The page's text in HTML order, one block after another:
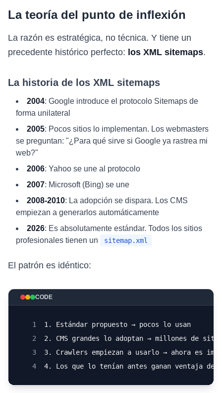
La teoría del punto de inflexión
La razón es estratégica, no técnica. Y tiene un
precedente histórico perfecto: los XML sitemaps.
La historia de los XML sitemaps
2004: Google introduce el protocolo Sitemaps de
forma unilateral
2005: Pocos sitios lo implementan. Los webmasters
se preguntan: "¿Para qué sirve si Google ya rastrea mi
web?"
2006: Yahoo se une al protocolo
2007: Microsoft (Bing) se une
2008-2010: La adopción se dispara. Los CMS
empiezan a generarlos automáticamente
2026: Es absolutamente estándar. Todos los sitios
profesionales tienen un
sitemap.xml
El patrón es idéntico:
CODE
1
1. Estándar propuesto → pocos lo usan
2
2. CMS grandes lo adoptan → millones de
3
3. Crawlers empiezan a usarlo → ahora es
4
4. Los que lo tenían antes ganan ventaja de